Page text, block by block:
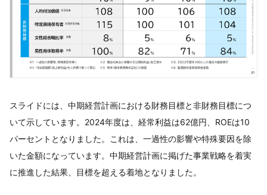
スライドには、中期経営計画における財務目標と非財務目標につ
いて示しています。2024年度は、経常利益は62億円、ROEは10
パーセントとなりました。これは、一過性の影響や特殊要因を除
いた金額になっています。中期経営計画に掲げた事業戦略を着実
に推進した結果、目標を超える着地となりました。